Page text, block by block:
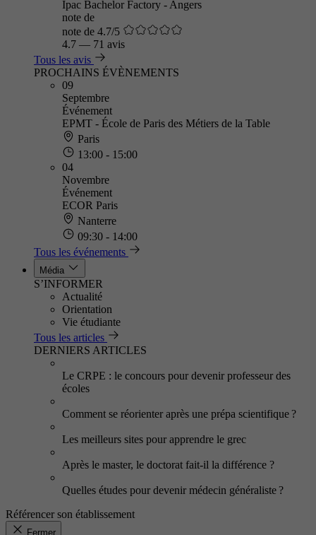
Ipac Bachelor Factory - Angers
note de
note de 4.7/5
4.7 — 71 avis
Tous les avis
PROCHAINS ÉVÈNEMENTS
09
Septembre
Événement
EPMT - École de Paris des Métiers de la Table
Paris
13:00 - 15:00
04
Novembre
Événement
ECOR Paris
Nanterre
09:30 - 14:00
Tous les événements
Média
S’INFORMER
Actualité
Orientation
Vie étudiante
Tous les articles
DERNIERS ARTICLES
Le CRPE : le concours pour devenir professeur des
écoles
Comment se réorienter après une prépa scientifique ?
Les meilleurs sites pour apprendre le grec
Après le master, le doctorat fait-il la différence ?
Quelles études pour devenir médecin généraliste ?
Référencer son établissement
Fermer